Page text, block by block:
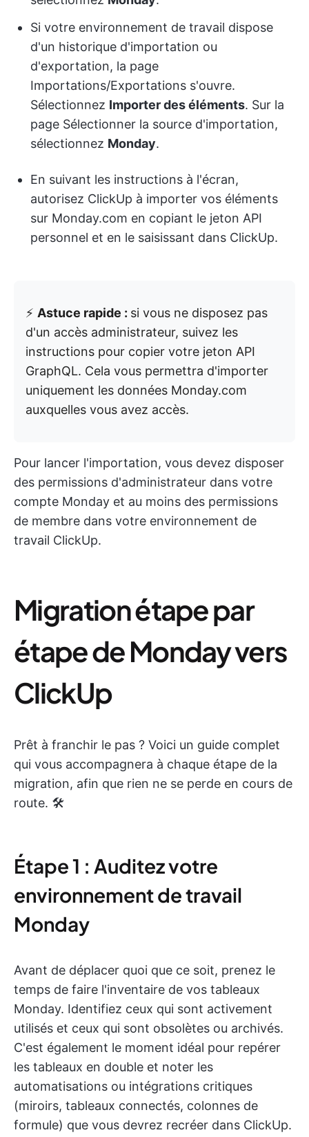
Si votre environnement de travail dispose
d'un historique d'importation ou
d'exportation, la page
Importations/Exportations s'ouvre.
Sélectionnez Importer des éléments. Sur la
page Sélectionner la source d'importation,
sélectionnez Monday.
En suivant les instructions à l'écran,
autorisez ClickUp à importer vos éléments
sur Monday.com en copiant le jeton API
personnel et en le saisissant dans ClickUp.
⚡️ Astuce rapide : si vous ne disposez pas
d'un accès administrateur, suivez les
instructions pour copier votre jeton API
GraphQL. Cela vous permettra d'importer
uniquement les données Monday.com
auxquelles vous avez accès.
Pour lancer l'importation, vous devez disposer
des permissions d'administrateur dans votre
compte Monday et au moins des permissions
de membre dans votre environnement de
travail ClickUp.
Migration étape par
étape de Monday vers
ClickUp
Prêt à franchir le pas ? Voici un guide complet
qui vous accompagnera à chaque étape de la
migration, afin que rien ne se perde en cours de
route. 🛠️
Étape 1 : Auditez votre
environnement de travail
Monday
Avant de déplacer quoi que ce soit, prenez le
temps de faire l'inventaire de vos tableaux
Monday. Identifiez ceux qui sont activement
utilisés et ceux qui sont obsolètes ou archivés.
C'est également le moment idéal pour repérer
les tableaux en double et noter les
automatisations ou intégrations critiques
(miroirs, tableaux connectés, colonnes de
formule) que vous devrez recréer dans ClickUp.